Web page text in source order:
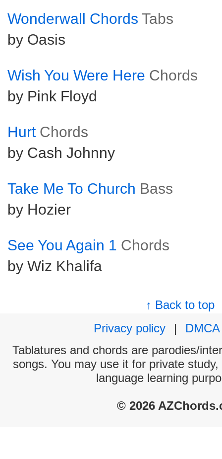
Wonderwall Chords Tabs
by Oasis
Wish You Were Here Chords
by Pink Floyd
Hurt Chords
by Cash Johnny
Take Me To Church Bass
by Hozier
See You Again 1 Chords
by Wiz Khalifa
↑ Back to top
Privacy policy
|
DMCA
Tablatures and chords are parodies/
songs. You may use it for private
language learning
© 2026